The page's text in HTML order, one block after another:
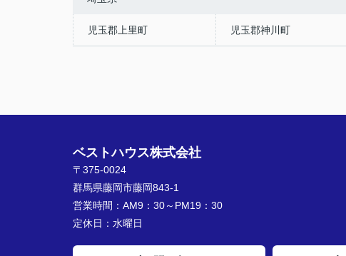
児玉郡上里町 児玉郡神川町
ベストハウス株式会社
〒375-0024
群馬県藤岡市藤岡843-1
営業時間： AM9：30～PM19：30
定休日： 水曜日